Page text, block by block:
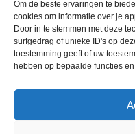
Om de beste ervaringen te
cookies om informatie over je
Door in te stemmen met deze
surfgedrag of unieke ID's op
toestemming geeft of uw
hebben op bepaalde functies
Ram-